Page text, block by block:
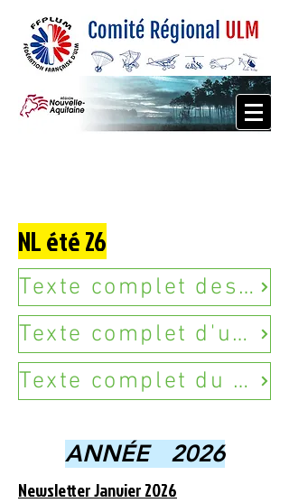
NL été 26
Texte complet des organisateurs des 40ans de Montpezat
Texte complet d'un visiteurs des 40ans de Montpezat
Texte complet du tour de France en C42
ANNÉE 2026
Newsletter Janvier 2026